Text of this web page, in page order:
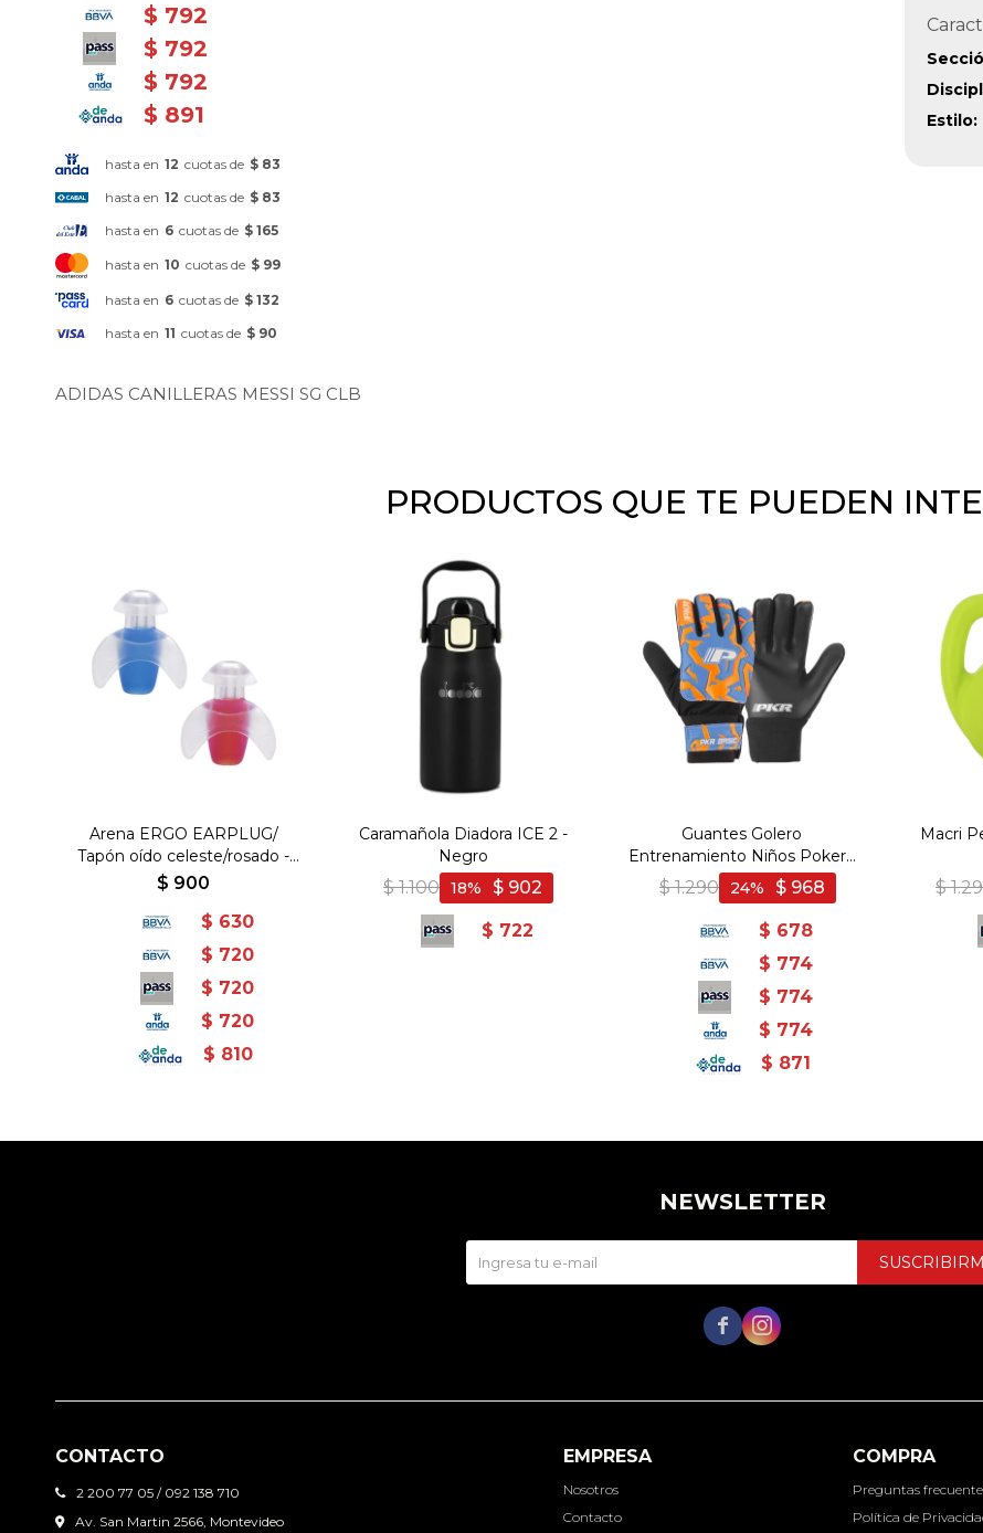
$ 792
$ 792
$ 792
$ 891
hasta en 12 cuotas de $ 83
hasta en 12 cuotas de $ 83
hasta en 6 cuotas de $ 165
hasta en 10 cuotas de $ 99
hasta en 6 cuotas de $ 132
hasta en 11 cuotas de $ 90
ADIDAS CANILLERAS MESSI SG CLB
Estilo
PRODUCTOS QUE TE PUEDEN
Arena ERGO EARPLUG/
Tapón oído celeste/rosado -
Celeste-Rosado
$ 900
$ 630
$ 720
$ 720
$ 720
$ 810
Caramañola Diadora ICE 2 -
Negro
$ 1.100 $ 902
18
$ 722
Guantes Golero
Entrenamiento Niños Poker -
Celeste-Naranja
$ 1.290 $ 968
24
$ 678
$ 774
$ 774
$ 774
$ 871
Macri
$
CONTACTO
2 200 77 05 / 092 138 710
Av. San Martin 2566, Montevideo
EMPRESA
Nosotros
Contacto
COMPRA
Preguntas
Política de
NEWSLETTER
 